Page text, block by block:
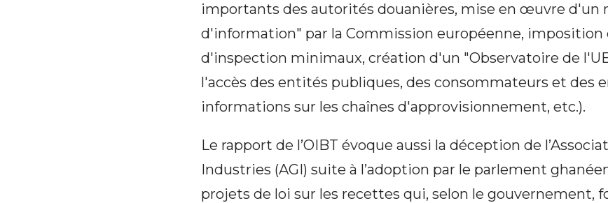
importants des autorités douanières, mise en œuvre d'un
d'information" par la Commission européenne, imposition
d'inspection minimaux, création d'un "Observatoire de
l'accès des entités publiques, des consommateurs et des
informations sur les chaînes d'approvisionnement, etc.).
Le rapport de l’OIBT évoque aussi la déception de
Industries (AGI) suite à l’adoption par le parlement
projets de loi sur les recettes qui, selon le gouvernement,